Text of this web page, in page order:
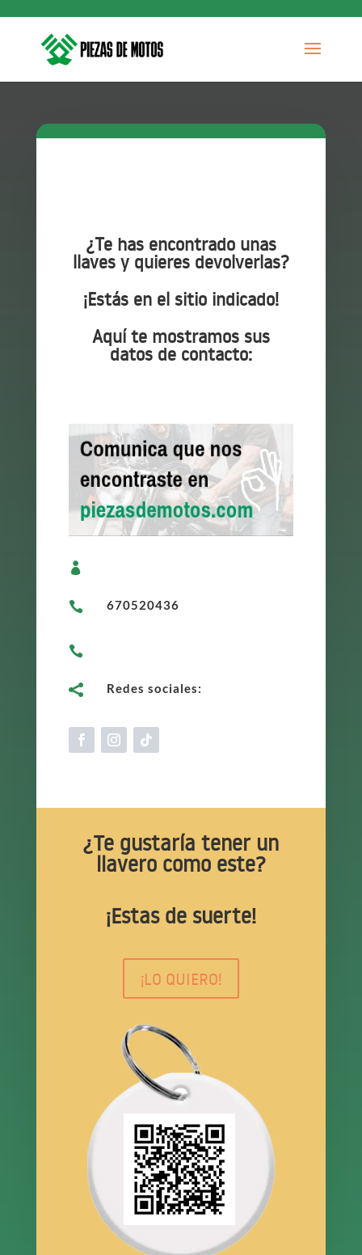
¿Te has encontrado unas
llaves y quieres devolverlas?
¡Estás en el sitio indicado!
Aquí te mostramos sus
datos de contacto:

 670520436

 Redes sociales:
¿Te gustaría tener un
llavero como este?
¡Estas de suerte!
¡LO QUIERO!